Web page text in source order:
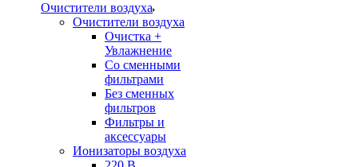
Очистители воздуха
Очистители воздуха
Очистка +
Увлажнение
Cо сменными
фильтрами
Без сменных
фильтров
Фильтры и
аксессуары
Ионизаторы воздуха